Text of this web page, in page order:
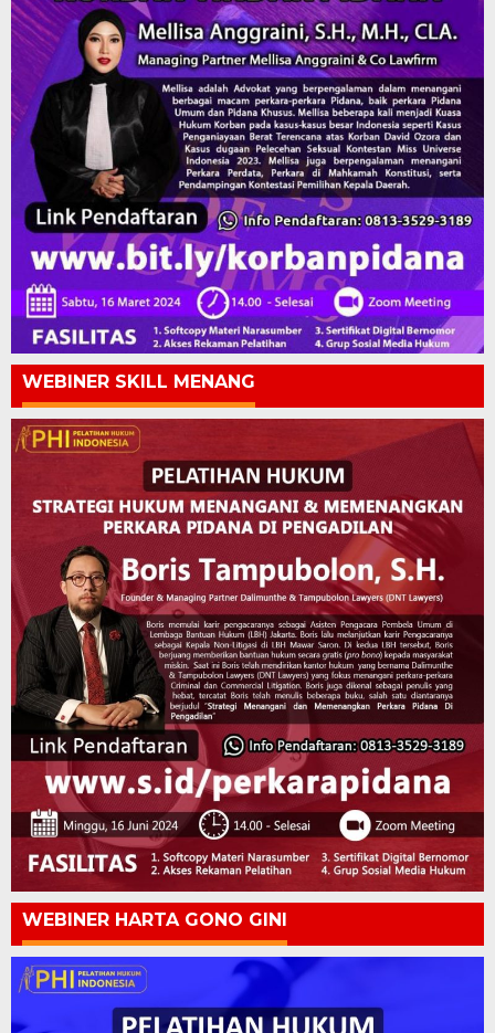
WEBINER SKILL MENANG
WEBINER HARTA GONO GINI